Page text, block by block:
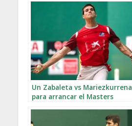
Un Zabaleta vs Mariezkurrena
para arrancar el Masters